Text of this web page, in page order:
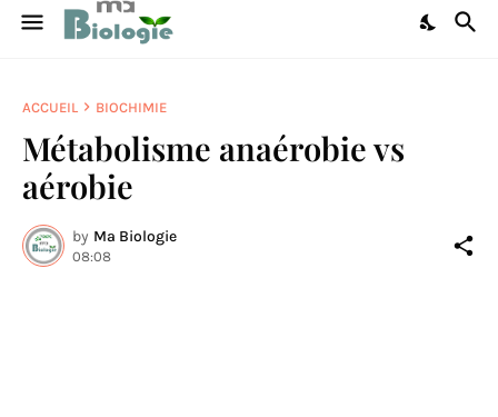
ACCUEIL BIOCHIMIE
Métabolisme anaérobie vs
aérobie
by Ma Biologie
08:08